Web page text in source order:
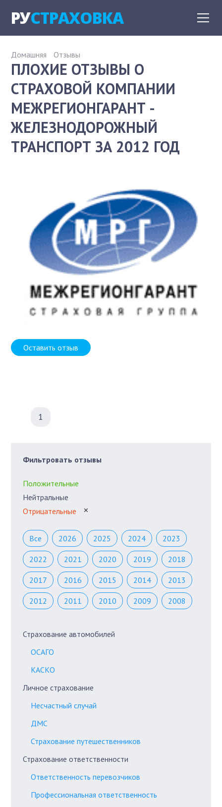
РУСТРАХОВКА
Домашняя Отзывы
ПЛОХИЕ ОТЗЫВЫ О
СТРАХОВОЙ КОМПАНИИ
МЕЖРЕГИОНГАРАНТ -
ЖЕЛЕЗНОДОРОЖНЫЙ
ТРАНСПОРТ ЗА 2012 ГОД
Оставить отзыв
1
Фильтровать отзывы
Положительные
Нейтральные
Отрицательные
✕
Все 2026 2025 2024 2023
2022 2021 2020 2019 2018
2017 2016 2015 2014 2013
2012 2011 2010 2009 2008
Страхование автомобилей
ОСАГО
КАСКО
Личное страхование
Несчастный случай
ДМС
Страхование путешественников
Страхование ответственности
Ответственность перевозчиков
Профессиональная ответственность